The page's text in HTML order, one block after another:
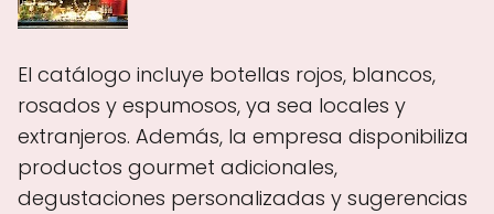
El catálogo incluye botellas rojos, blancos,
rosados y espumosos, ya sea locales y
extranjeros. Además, la empresa disponibiliza
productos gourmet adicionales,
degustaciones personalizadas y sugerencias